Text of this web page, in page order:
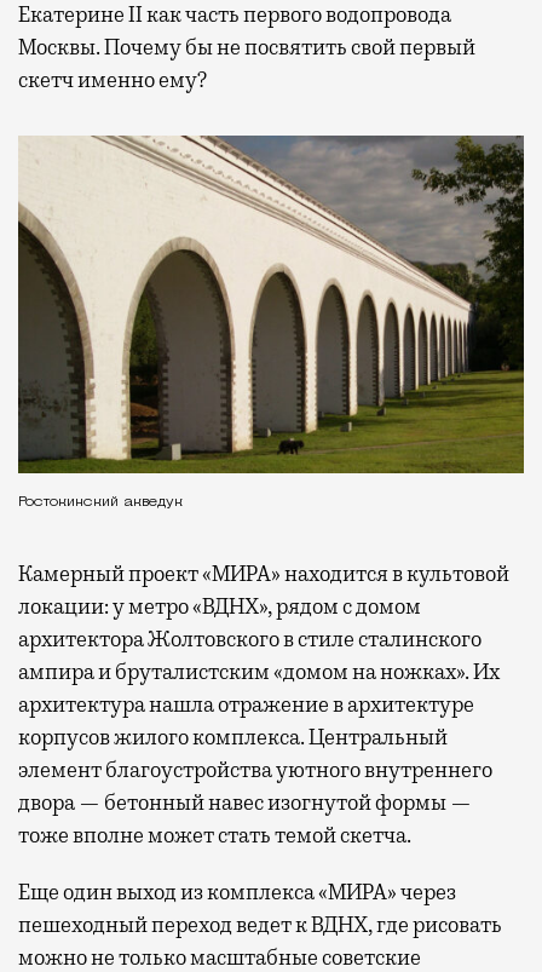
Екатерине II как часть первого водопровода
Москвы. Почему бы не посвятить свой первый
скетч именно ему?
Ростокинский акведук
Камерный проект «МИРА» находится в культовой
локации: у метро «ВДНХ», рядом с домом
архитектора Жолтовского в стиле сталинского
ампира и бруталистским «домом на ножках». Их
архитектура нашла отражение в архитектуре
корпусов жилого комплекса. Центральный
элемент благоустройства уютного внутреннего
двора — бетонный навес изогнутой формы —
тоже вполне может стать темой скетча.
Еще один выход из комплекса «МИРА» через
пешеходный переход ведет к ВДНХ, где рисовать
можно не только масштабные советские